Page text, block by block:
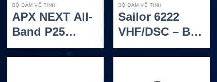
BỘ ĐÀM VỆ TINH
APX NEXT All-
Band P25
Smart Radio –
BỘ ĐÀM VỆ TINH
Sailor 6222
VHF/DSC – Bộ
Đàm VHF DSC